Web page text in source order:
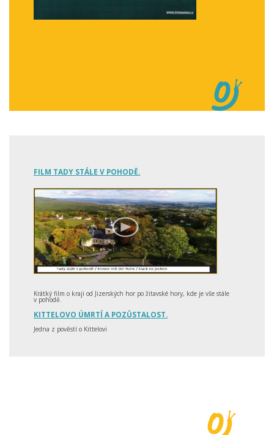
FILM TADY STÁLE V POHODĚ.
Krátký film o kraji od Jizerských hor po žitavské hory, kde je vše stále
v pohodě.
KITTELOVO ÚMRTÍ A POZŮSTALOST.
Jedna z pověstí o Kittelovi